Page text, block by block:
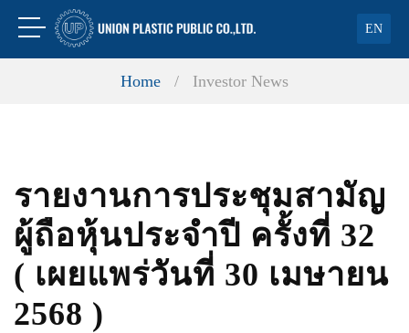
EN
Home / Investor News
รายงานการประชุมสามัญ
ผู้ถือหุ้นประจำปี ครั้งที่ 32
( เผยแพร่วันที่ 30 เมษายน
2568 )